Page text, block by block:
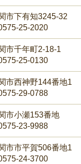
市下有知3245-32
25-2020
市千年町2-18-1
25-0130
市西神野144番地1
29-0788
市小瀬153番地
23-9988
市市平賀506番地1
24-3700